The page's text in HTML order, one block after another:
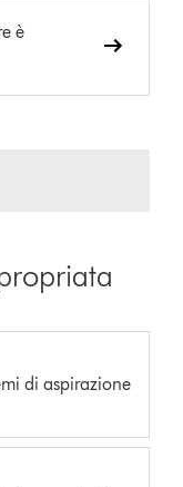
è
di aspirazione